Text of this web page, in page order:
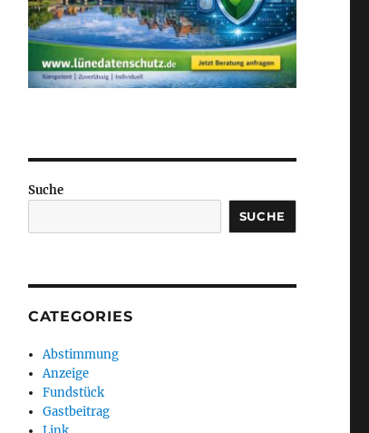
Suche
SUCHE
CATEGORIES
Abstimmung
Anzeige
Fundstück
Gastbeitrag